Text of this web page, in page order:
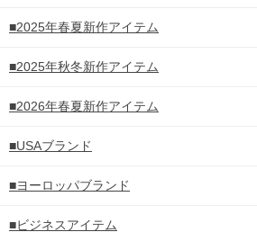
■2025年春夏新作アイテム
■2025年秋冬新作アイテム
■2026年春夏新作アイテム
■USAブランド
■ヨーロッパブランド
■ビジネスアイテム